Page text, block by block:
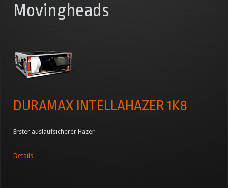
Movingheads
DURAMAX INTELLAHAZER 1K8
Erster auslaufsicherer Hazer
Details